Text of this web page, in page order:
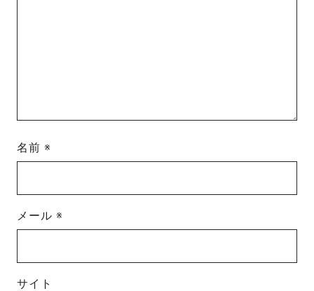
名前※
メール※
サイト